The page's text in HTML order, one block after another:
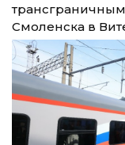
Смоленска в